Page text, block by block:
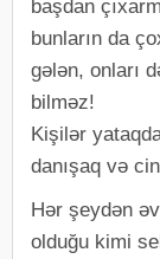
başdan
bunların da
gələn, onları
bilməz!
Kişilər
danışaq və
Hər şeydən
olduğu kimi